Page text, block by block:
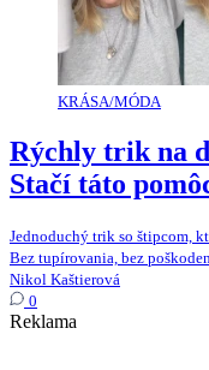
KRÁSA/MÓDA
Rýchly trik na
Stačí táto
Jednoduchý trik so štipcom,
Bez tupírovania, bez
Nikol Kaštierová
0
Reklama